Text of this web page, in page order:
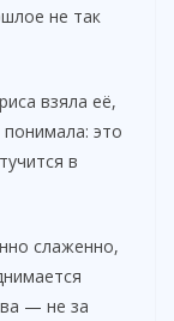
не так
взяла её,
это
в
слаженно,
— не за